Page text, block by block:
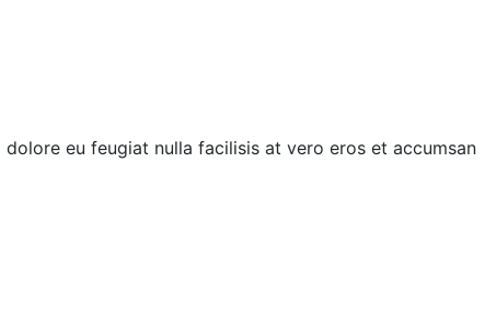
eu feugiat nulla facilisis at vero eros et accumsan